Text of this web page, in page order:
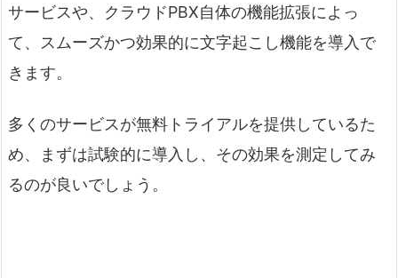
サービスや、クラウドPBX自体の機能拡張によっ
て、スムーズかつ効果的に文字起こし機能を導入で
きます。
多くのサービスが無料トライアルを提供しているた
め、まずは試験的に導入し、その効果を測定してみ
るのが良いでしょう。